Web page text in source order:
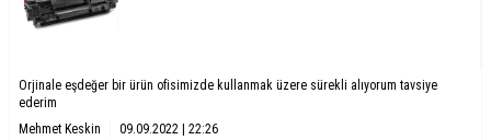
Orjinale eşdeğer bir ürün ofisimizde kullanmak üzere sürekli alıyorum tavsiye
ederim
Mehmet Keskin
09.09.2022 | 22:26